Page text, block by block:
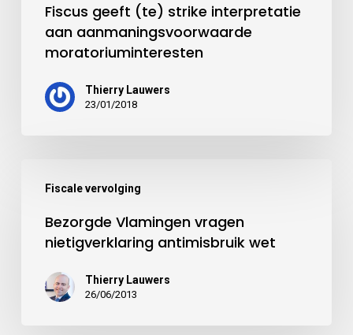
Fiscus geeft (te) strike interpretatie
aan aanmaningsvoorwaarde
moratoriuminteresten
Thierry Lauwers
23/01/2018
Fiscale vervolging
Bezorgde Vlamingen vragen
nietigverklaring antimisbruik wet
Thierry Lauwers
26/06/2013